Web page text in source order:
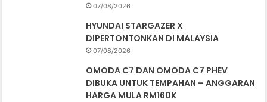
07/08/2026
HYUNDAI STARGAZER X
DIPERTONTONKAN DI MALAYSIA
07/08/2026
OMODA C7 DAN OMODA C7 PHEV
DIBUKA UNTUK TEMPAHAN – ANGGARAN
HARGA MULA RM160K